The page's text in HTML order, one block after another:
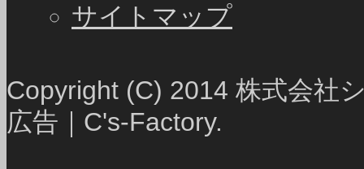
サイトマップ
Copyright (C) 2014 株式会社
広告｜C's-Factory.